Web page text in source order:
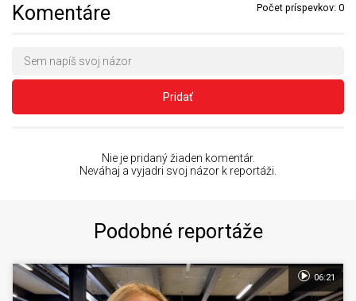
Komentáre Počet príspevkov: 0
Pridať
Nie je pridaný žiaden komentár.
Neváhaj a vyjadri svoj názor k reportáži.
Podobné reportáže
06:21